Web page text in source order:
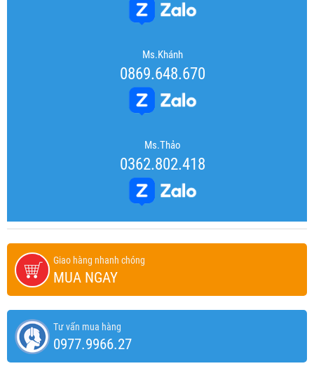
Ms.Khánh
0869.648.670
Ms.Thảo
0362.802.418
Giao hàng nhanh chóng
MUA NGAY
Tư vấn mua hàng
0977.9966.27